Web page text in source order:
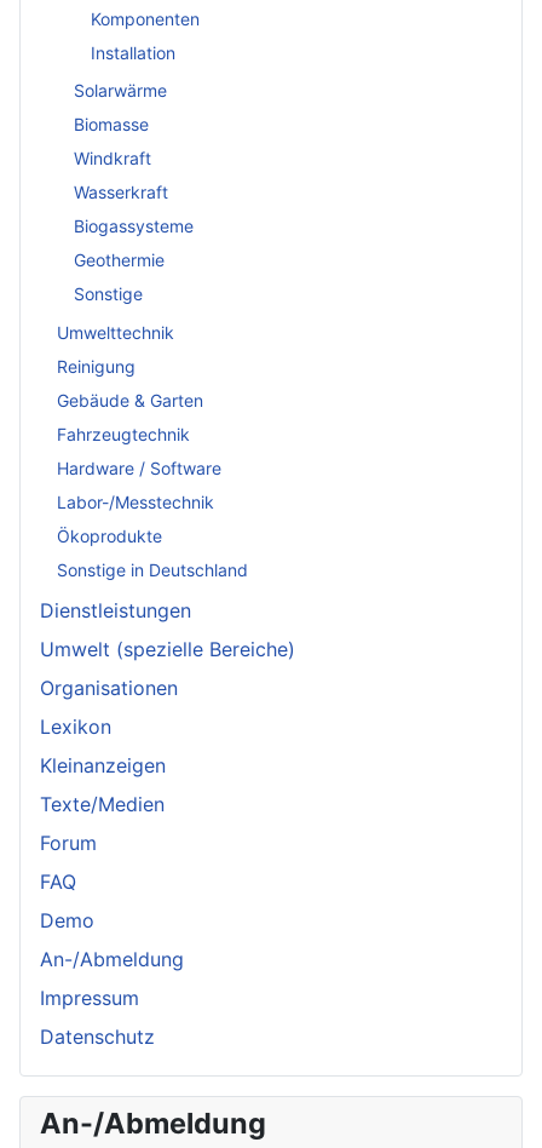
Komponenten
Installation
Solarwärme
Biomasse
Windkraft
Wasserkraft
Biogassysteme
Geothermie
Sonstige
Umwelttechnik
Reinigung
Gebäude & Garten
Fahrzeugtechnik
Hardware / Software
Labor-/Messtechnik
Ökoprodukte
Sonstige in Deutschland
Dienstleistungen
Umwelt (spezielle Bereiche)
Organisationen
Lexikon
Kleinanzeigen
Texte/Medien
Forum
FAQ
Demo
An-/Abmeldung
Impressum
Datenschutz
An-/Abmeldung